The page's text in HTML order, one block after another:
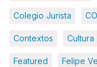
Colegio Jurista
Contextos Cultura
Featured Felipe